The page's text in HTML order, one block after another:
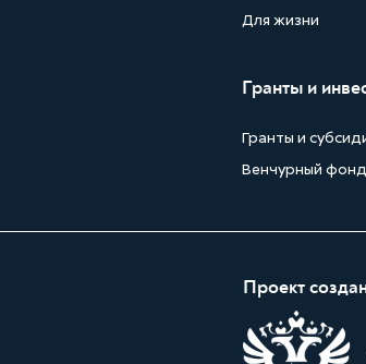
Для жизни
Гранты и
Гранты и
Венчурный
Проект